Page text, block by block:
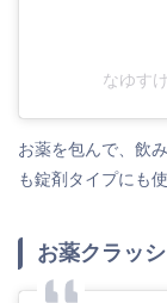
なゆす
お薬を包んで、飲
も錠剤タイプにも
お薬クラッ